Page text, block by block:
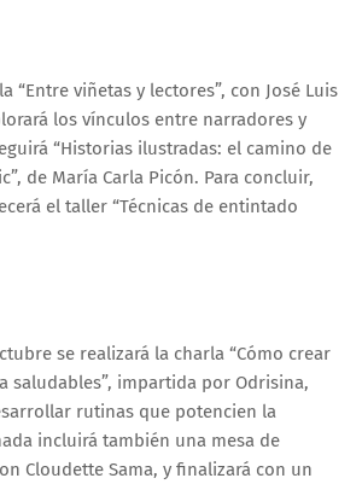
“Entre viñetas y lectores”, con José Luis
los vínculos entre narradores y
“Historias ilustradas: el camino de
de María Carla Picón. Para concluir,
el taller “Técnicas de entintado
se realizará la charla “Cómo crear
saludables”, impartida por Odrisina,
rutinas que potencien la
incluirá también una mesa de
Cloudette Sama, y finalizará con un